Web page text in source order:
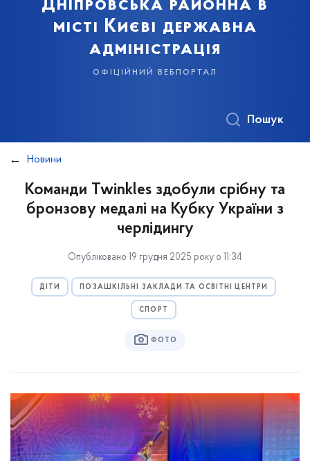
Дніпровська районна в
місті Києві державна
адміністрація
офіційний вебпортал
Пошук
Новини
Команди Twinkles здобули срібну та
бронзову медалі на Кубку України з
черлідингу
Опубліковано 19 грудня 2025 року о 11:34
ДІТИ ПОЗАШКІЛЬНІ ЗАКЛАДИ ТА ОСВІТНІ ЦЕНТРИ
СПОРТ
ФОТО